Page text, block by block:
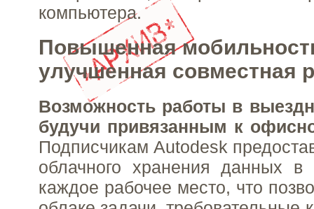
компьютера.
Повышенная
улучшенная совместная
Возможность работы в
будучи привязанным к
Подписчикам Autodesk
облачного хранения данных
каждое рабочее место, что